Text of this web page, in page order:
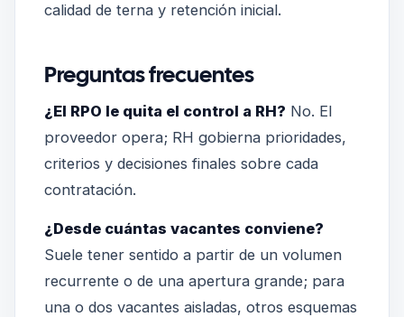
calidad de terna y retención inicial.
Preguntas frecuentes
¿El RPO le quita el control a RH? No. El
proveedor opera; RH gobierna prioridades,
criterios y decisiones finales sobre cada
contratación.
¿Desde cuántas vacantes conviene?
Suele tener sentido a partir de un volumen
recurrente o de una apertura grande; para
una o dos vacantes aisladas, otros esquemas